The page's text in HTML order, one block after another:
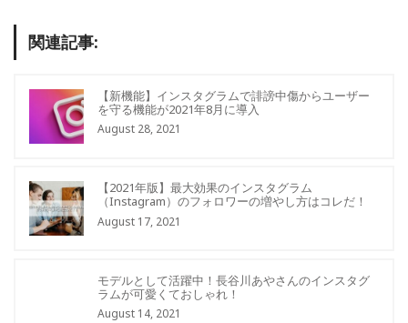
関連記事:
【新機能】インスタグラムで誹謗中傷からユーザー
を守る機能が2021年8月に導入
August 28, 2021
【2021年版】最大効果のインスタグラム
（Instagram）のフォロワーの増やし方はコレだ！
August 17, 2021
モデルとして活躍中！長谷川あやさんのインスタグ
ラムが可愛くておしゃれ！
August 14, 2021